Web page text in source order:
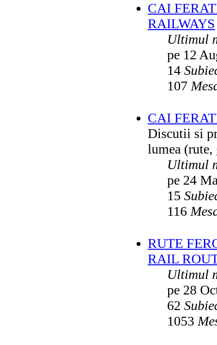
CAI
RAILWAYS
Ultimul
pe 12
14
107
CAI
Discutii si
lumea (rute,
Ultimul
pe 24
15
116
RUTE
RAIL
Ultimul
pe 28
62
1053